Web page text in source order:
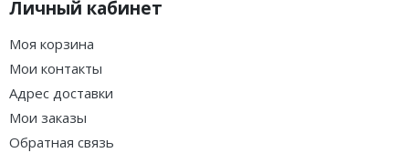
Личный кабинет
Моя корзина
Мои контакты
Адрес доставки
Мои заказы
Обратная связь